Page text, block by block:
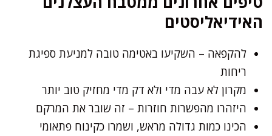
האידיאליסטים
להקפאה – השקיעו באטימה טובה למניעת ספיגת
ריחות
מקרון לא עבה מדי ולא דק מדי מחזיק טוב יותר
היזהרו מהפשרות חוזרות – זה שובר את המרקם
הכינו כמות גדולה מראש, ושמרו כקינוח פתאומי